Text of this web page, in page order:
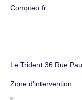
Compteo.fr.
Le Trident 36 Rue
Zone d'intervention :